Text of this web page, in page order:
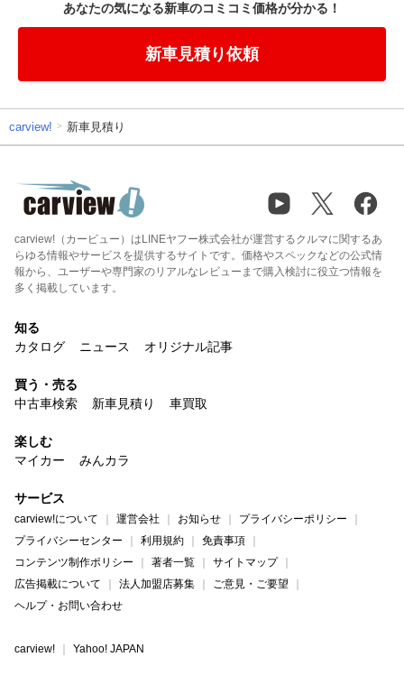
あなたの気になる新車のコミコミ価格が分かる！
新車見積り依頼
carview! 新車見積り
carview!（カービュー）はLINEヤフー株式会社が運営するクルマに関するあ
らゆる情報やサービスを提供するサイトです。価格やスペックなどの公式情
報から、ユーザーや専門家のリアルなレビューまで購入検討に役立つ情報を
多く掲載しています。
知る
カタログ
ニュース オリジナル記事
買う・売る
中古車検索
新車見積り 車買取
楽しむ
マイカー
みんカラ
サービス
carview!について 運営会社 お知らせ
プライバシーポリシー
プライバシーセンター
利用規約
免責事項
コンテンツ制作ポリシー
著者一覧
サイトマップ
広告掲載について
法人加盟店募集
ご意見・ご要望
ヘルプ・お問い合わせ
carview! Yahoo! JAPAN